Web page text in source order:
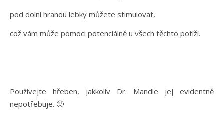
pod dolní hranou lebky můžete stimulovat,
což vám může pomoci potenciálně u všech těchto potíží.
Používejte hřeben, jakkoliv Dr. Mandle jej evidentně
nepotřebuje. 🙂